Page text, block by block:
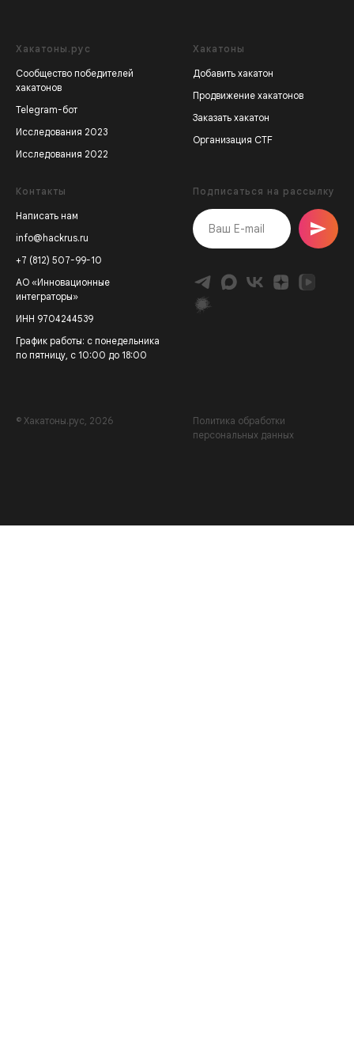
Хакатоны.рус
Сообщество победителей
хакатонов
Telegram-бот
Исследования 2023
Исследования 2022
Хакатоны
Добавить хакатон
Продвижение хакатонов
Заказать хакатон
Организация CTF
Контакты
Написать нам
info@hackrus.ru
+7 (812) 507-99-10
АО «Инновационные
интеграторы»
ИНН 9704244539
График работы: с понедельника
по пятницу, с 10:00 до 18:00
Подписаться на рассылку
© Хакатоны.рус, 2026
Политика обработки
персональных данных